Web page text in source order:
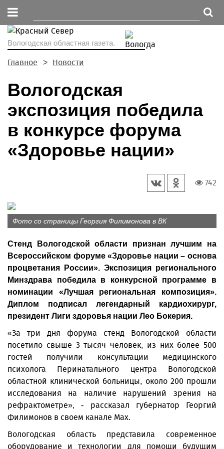
Вологодская областная газета.
Главное Новости
Вологодская
экспозиция победила
в конкурсе форума
«Здоровье нации»
742
Фото со страницы Георгия Филимонова в ВК
Стенд Вологодской области признан лучшим на
Всероссийском форуме «Здоровье нации – основа
процветания России». Экспозиция регионального
Минздрава победила в конкурсной программе в
номинации «Лучшая региональная композиция».
Диплом подписал легендарный кардиохирург,
президент Лиги здоровья нации Лео Бокерия.
«За три дня форума стенд Вологодской области
посетило свыше 3 тысяч человек, из них более 500
гостей получили консультации медицинского
психолога Перинатального центра Вологодской
областной клинической больницы, около 200 прошли
исследования на наличие нарушений зрения на
рефрактометре», - рассказал губернатор Георгий
Филимонов в своем канале Мах.
Вологодская область представила современное
оборудование и технологии для помощи будущим